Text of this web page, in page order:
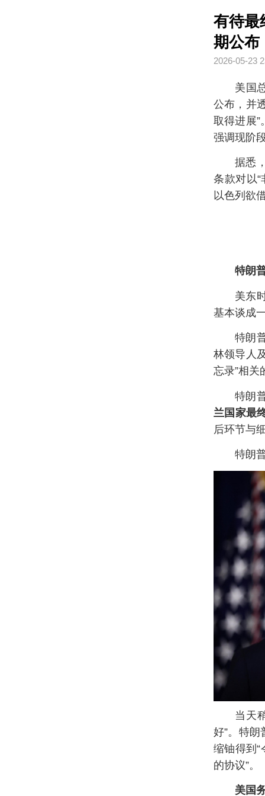
有待最
期公布
2026-05-23
美国
公布，并
取得进展
强调现阶
据悉
条款对以
以色列欲
特朗
美东
基本谈成
特朗
林领导人
忘录”相关
特朗
兰国家最
后环节与
特朗
当天
好”。特
缩铀得到“
的协议”。
美国